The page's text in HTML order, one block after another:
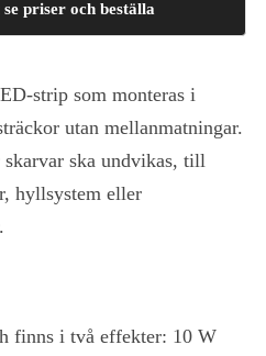
strip som monteras i
utan mellanmatningar.
ska undvikas, till
hyllsystem eller
finns i två effekter: 10 W
priser och beställa